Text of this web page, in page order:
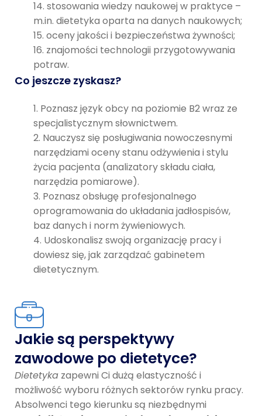
stosowania wiedzy naukowej w praktyce –
m.in. dietetyka oparta na danych naukowych;
oceny jakości i bezpieczeństwa żywności;
znajomości technologii przygotowywania
potraw.
Co jeszcze zyskasz?
Poznasz język obcy na poziomie B2 wraz ze
specjalistycznym słownictwem.
Nauczysz się posługiwania nowoczesnymi
narzędziami oceny stanu odżywienia i stylu
życia pacjenta (analizatory składu ciała,
narzędzia pomiarowe).
Poznasz obsługę profesjonalnego
oprogramowania do układania jadłospisów,
baz danych i norm żywieniowych.
Udoskonalisz swoją organizację pracy i
dowiesz się, jak zarządzać gabinetem
dietetycznym.
Jakie są perspektywy
zawodowe po dietetyce?
Dietetyka zapewni Ci dużą elastyczność i
możliwość wyboru różnych sektorów rynku pracy.
Absolwenci tego kierunku są niezbędnymi